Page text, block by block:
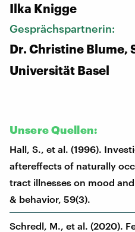
Ilka Knigge
Gesprächspartnerin:
Dr. Christine Blume,
Universität Basel
Unsere Quellen:
Hall, S., et al. (1996).
aftereffects of naturally
tract illnesses on mood
& behavior, 59(3).
Schredl, M., et al. (2020).